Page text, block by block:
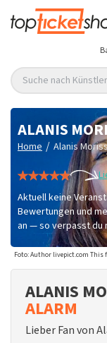
Suche nach
ALANIS
Home / Alanis
Aktuell keine
Bewertungen und
an — so verpasst du
Foto: Author livepict.com This
ALANIS
ALARM
Lieber Fan von